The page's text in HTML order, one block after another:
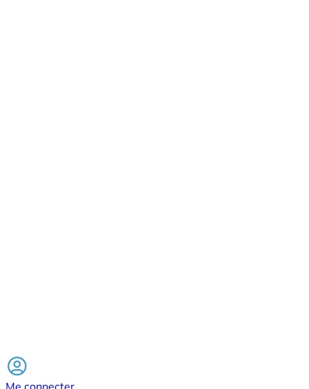
Me connecter